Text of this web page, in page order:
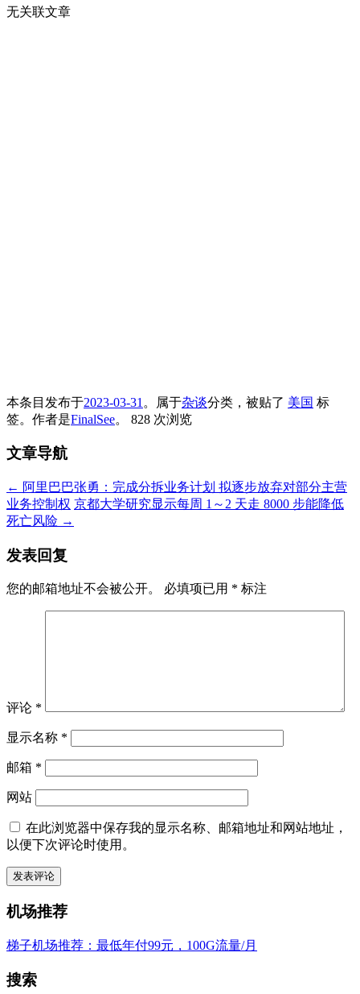
无关联文章
本条目发布于2023-03-31 。属于杂谈分类，被贴了 美国 标
签。 作者是FinalSee。 828 次浏览
文章导航
← 阿里巴巴张勇：完成分拆业务计划 拟逐步放弃对部分主营
业务控制权 京都大学研究显示每周 1～2 天走 8000 步能降低
死亡风险 →
发表回复
您的邮箱地址不会被公开。 必填项已用 * 标注
评论 *
显示名称 *
邮箱 *
网站
在此浏览器中保存我的显示名称、邮箱地址和网站地址，
以便下次评论时使用。
机场推荐
梯子机场推荐：最低年付99元，100G流量/月
搜索